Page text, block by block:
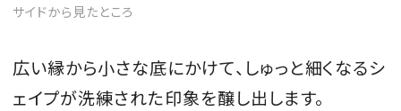
サイドから見たところ
広い縁から小さな底にかけて、しゅっと細くなるシ
ェイプが洗練された印象を醸し出します。